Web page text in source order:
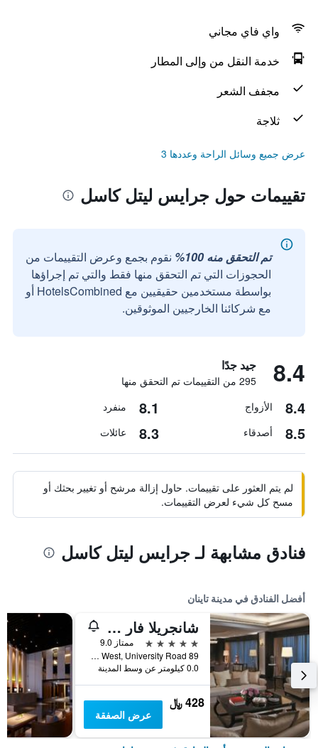
واي فاي مجاني
خدمة النقل من وإلى المطار
مجفف الشعر
ثلاجة
عرض جميع وسائل الراحة وعددها 3
تقييمات حول جرايس ليتل كاسل
تم التحقق منه 100%
نقوم بجمع وعرض التقييمات من
الحجوزات التي تم التحقق منها فقط والتي تم إجراؤها
بواسطة مستخدمين حقيقيين مع HotelsCombined أو
مع شركائنا الخارجيين الموثوقين.
8.4 جيد جدًا
295 من التقييمات تم التحقق منها
8.4 الأزواج 8.1 منفرد
8.5 أصدقاء 8.3 عائلات
لم يتم العثور على تقييمات. حاول إزالة مرشح أو تغيير بحثك أو
مسح كل شيء لعرض التقييمات.
فنادق مشابهة لـ جرايس ليتل كاسل
أفضل الفنادق في مدينة تاينان
شانجريلا فار إيسترن تاينان
5 نجوم
ممتاز 9.0
89 Section West, University Road, مدينة تاينان, تايوان
0.0 كيلومتر عن وسط المدينة
428 ﷼
عرض الصفقة